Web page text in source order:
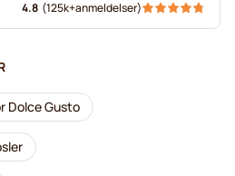
4.8 (125k+anmeldelser)
Dolce Gusto